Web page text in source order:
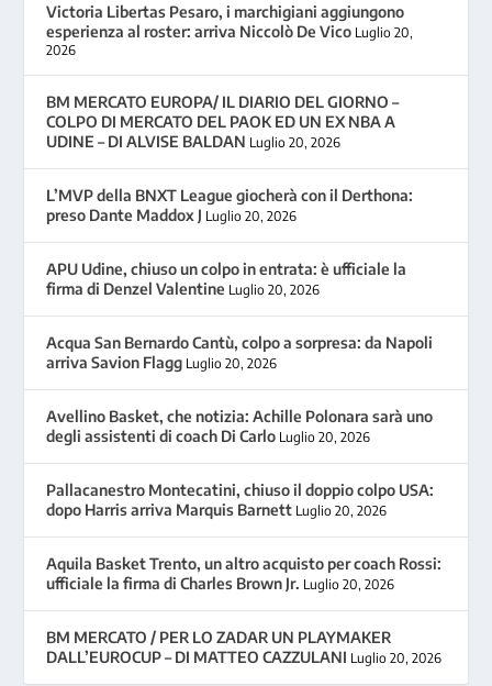
Victoria Libertas Pesaro, i marchigiani aggiungono
esperienza al roster: arriva Niccolò De Vico Luglio 20,
2026
BM MERCATO EUROPA/ IL DIARIO DEL GIORNO –
COLPO DI MERCATO DEL PAOK ED UN EX NBA A
UDINE – DI ALVISE BALDAN Luglio 20, 2026
L’MVP della BNXT League giocherà con il Derthona:
preso Dante Maddox J Luglio 20, 2026
APU Udine, chiuso un colpo in entrata: è ufficiale la
firma di Denzel Valentine Luglio 20, 2026
Acqua San Bernardo Cantù, colpo a sorpresa: da Napoli
arriva Savion Flagg Luglio 20, 2026
Avellino Basket, che notizia: Achille Polonara sarà uno
degli assistenti di coach Di Carlo Luglio 20, 2026
Pallacanestro Montecatini, chiuso il doppio colpo USA:
dopo Harris arriva Marquis Barnett Luglio 20, 2026
Aquila Basket Trento, un altro acquisto per coach Rossi:
ufficiale la firma di Charles Brown Jr. Luglio 20, 2026
BM MERCATO / PER LO ZADAR UN PLAYMAKER
DALL’EUROCUP – DI MATTEO CAZZULANI Luglio 20, 2026